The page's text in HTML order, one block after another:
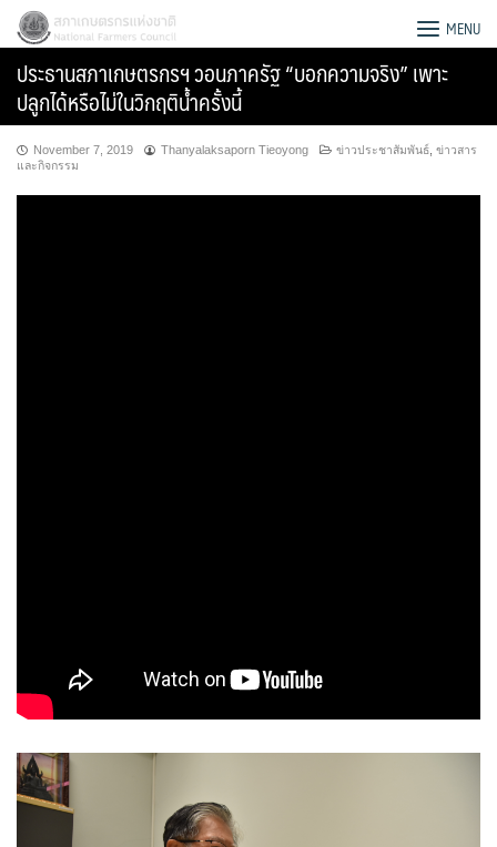
Skip
content
สภาเกษตรกรแห่งชาติ MENU
ประธานสภาเกษตรกรฯ วอนภาครัฐ “บอกความจริง” เพาะ
ปลูกได้หรือไม่ในวิกฤติน้ำครั้งนี้
November 7, 2019 Thanyalaksaporn Tieoyong ข่าวประชาสัมพันธ์ ข่าวสาร
และกิจกรรม